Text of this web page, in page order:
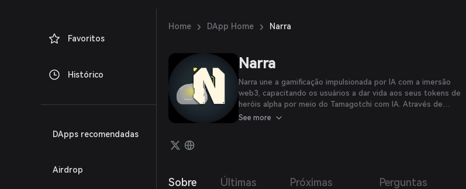
Português (Portugal)
Bahasa Indonesia
Español (Argentina)
Favoritos
Histórico
DApps recomendadas
Airdrop
Home › DApp Home › Narra
Narra
Narra une a gamificação impulsionada por IA com a imersão
web3, capacitando os usuários a dar vida aos seus tokens de
heróis alpha por meio do Tamagotchi com IA. Através de
treinamento gamificado e experiências interativas, esses heróis
See more
Sobre
Últimas
Próximas
Perguntas